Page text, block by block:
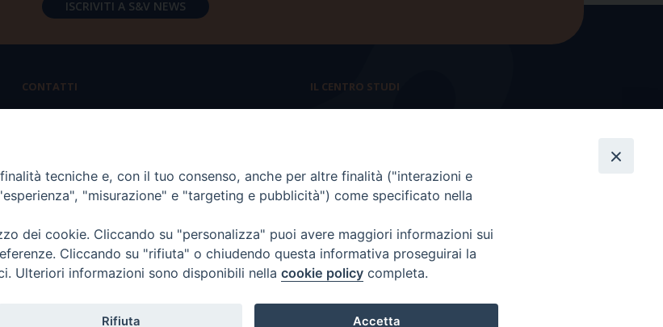
CONTATTI
segreteria@scienzaevita.org
IL CENTRO STUDI
Presidenza e ufficio presidenza
Coordinamento nazionale
tecniche e, con il tuo consenso, anche per altre finalità ("interazioni e
"misurazione" e "targeting e pubblicità") come specificato nella
dei cookie. Cliccando su "personalizza" puoi avere maggiori informazioni sui
Cliccando su "rifiuta" o chiudendo questa informativa proseguirai la
Ulteriori informazioni sono disponibili nella cookie policy completa.
Rifiuta Accetta